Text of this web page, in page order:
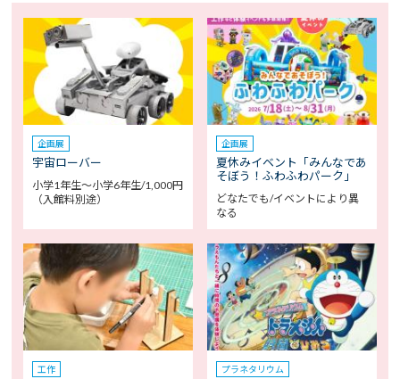
企画展
宇宙ローバー
小学1年生～小学6年生/1,000円
（入館料別途）
企画展
夏休みイベント「みんなであ
そぼう！ふわふわパーク」
どなたでも/イベントにより異
なる
工作 プラネタリウム